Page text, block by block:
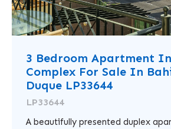
3 Bedroom Apartment
Complex For Sale In
Duque LP33644
LP33644
A beautifully presented duplex